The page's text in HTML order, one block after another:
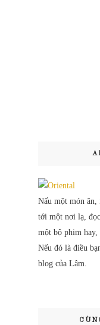
Nấu một món
tới một nơi lạ,
một bộ phim
Nếu đó là điều
blog của Lâm.